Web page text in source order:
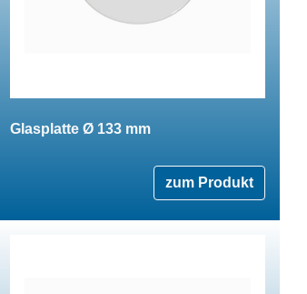
Glasplatte Ø 133 mm
zum Produkt